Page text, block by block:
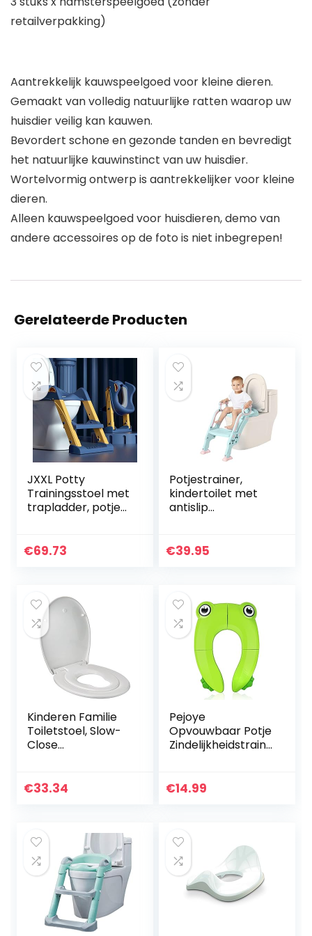
retailverpakking)
Aantrekkelijk kauwspeelgoed voor kleine dieren.
Gemaakt van volledig natuurlijke ratten waarop uw
huisdier veilig kan kauwen.
Bevordert schone en gezonde tanden en bevredigt
het natuurlijke kauwinstinct van uw huisdier.
Wortelvormig ontwerp is aantrekkelijker voor kleine
dieren.
Alleen kauwspeelgoed voor huisdieren, demo van
andere accessoires op de foto is niet inbegrepen!
Gerelateerde Producten
JXXL Potty
Trainingsstoel met
trapladder, potje
meisjes peuters
€69.73
Potjestrainer,
kindertoilet met
antislip
potjestraining,
€39.95
Kinderen Familie
Toiletstoel, Slow-
Close
voor Reiniging –
€33.34
Pejoye
Opvouwbaar Potje
Zindelijkheidstraini
Bril PP Materiaal
€14.99